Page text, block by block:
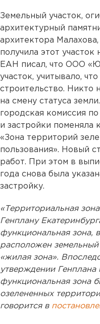
Земельный участок,
архитектурный
архитектора
получила этот участок
ЕАН писал, что ООО
участок, учитывало,
строительство. Никто
на смену статуса
городская комиссия
и застройки поменяла
«Зона территорий
пользования». Новый
работ. При этом в
года снова была
застройку.
«Территориальная
Генплану
функциональная зона,
расположен земельный
«жилая зона».
утверждении
функциональная зона
озелененных
говорится в